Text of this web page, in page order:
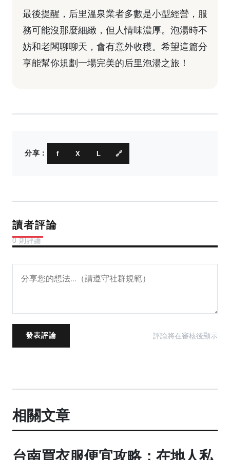
最後提醒，后里溫泉業者多數是小型經營，服
務可能沒那麼細緻，但人情味濃厚。泡湯時不
妨和老闆聊聊天，會有意外收穫。希望這篇分
享能幫你規劃一場完美的后里泡湯之旅！
分享： f X L 🔗
讀者評論
0 則評論
發表評論 評論將在審核後顯示
相關文章
台南買衣服便宜攻略：在地人私